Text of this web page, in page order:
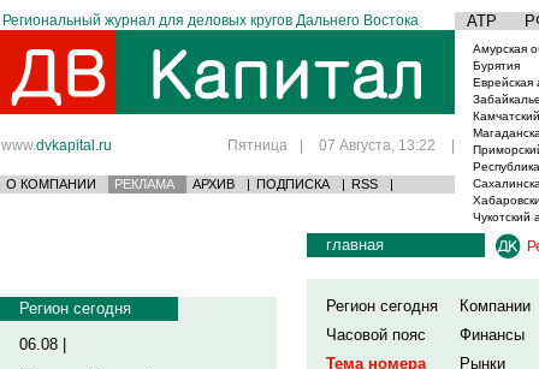
Региональный журнал для деловых кругов Дальнего Востока АТР
www.dvkapital.ru Пятница | 07 Августа, 13:22 |
О КОМПАНИИ РЕКЛАМА АРХИВ | ПОДПИСКА | RSS |
Амурская
Бурятия
Еврейская
Чукотский
Регион сегодня
06.08 |
главная
Регион сегодня
Компании
Часовой пояс
Финансы
Тема номера
Рынки